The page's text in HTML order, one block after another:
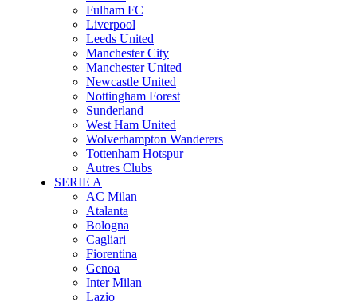
Fulham FC
Liverpool
Leeds United
Manchester City
Manchester United
Newcastle United
Nottingham Forest
Sunderland
West Ham United
Wolverhampton Wanderers
Tottenham Hotspur
Autres Clubs
SERIE A
AC Milan
Atalanta
Bologna
Cagliari
Fiorentina
Genoa
Inter Milan
Lazio